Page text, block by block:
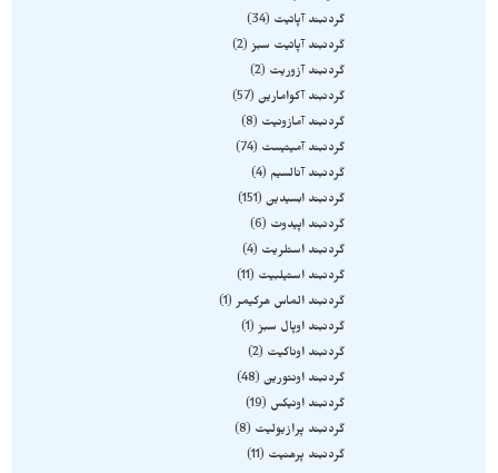
گردنبند آپاتیت
34
گردنبند آپاتیت سبز 2
گردنبند آزوریت
2
گردنبند آکوامارین 57
گردنبند آمازونیت
8
گردنبند آمیتیست
74
گردنبند آنالسیم
4
گردنبند ابسیدین 151
گردنبند اپیدوت
6
گردنبند استلریت
4
گردنبند استیلبیت
11
گردنبند الماس هرکیمر 1
گردنبند اوپال سبز 1
گردنبند اوناکیت
2
گردنبند اونتورین 48
گردنبند اونیکس
19
گردنبند پرازیولیت
8
گردنبند پرهنیت
11